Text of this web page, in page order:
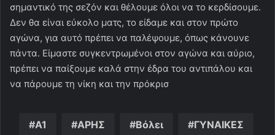
σημαντικό της σεζόν και θέλουμε όλοι να το κερδίσουμε.
Δεν θα είναι εύκολο ματς, το είδαμε και στον πρώτο
αγώνα, για αυτό πρέπει να παλέψουμε, όπως κάνουνε
πάντα. Είμαστε συγκεντρωμένοι στον αγώνα και αύριο,
πρέπει να παίξουμε καλά στην έδρα του αντιπάλου και
να πάρουμε τη νίκη και την πρόκρισ
Α1 ΑΡΗΣ Βόλει ΓΥΝΑΙΚΕΣ